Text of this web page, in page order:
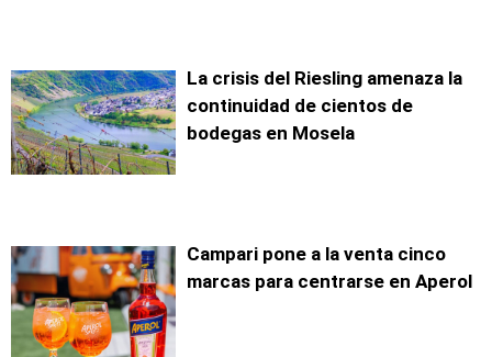
La crisis del Riesling amenaza la
continuidad de cientos de
bodegas en Mosela
Campari pone a la venta cinco
marcas para centrarse en Aperol